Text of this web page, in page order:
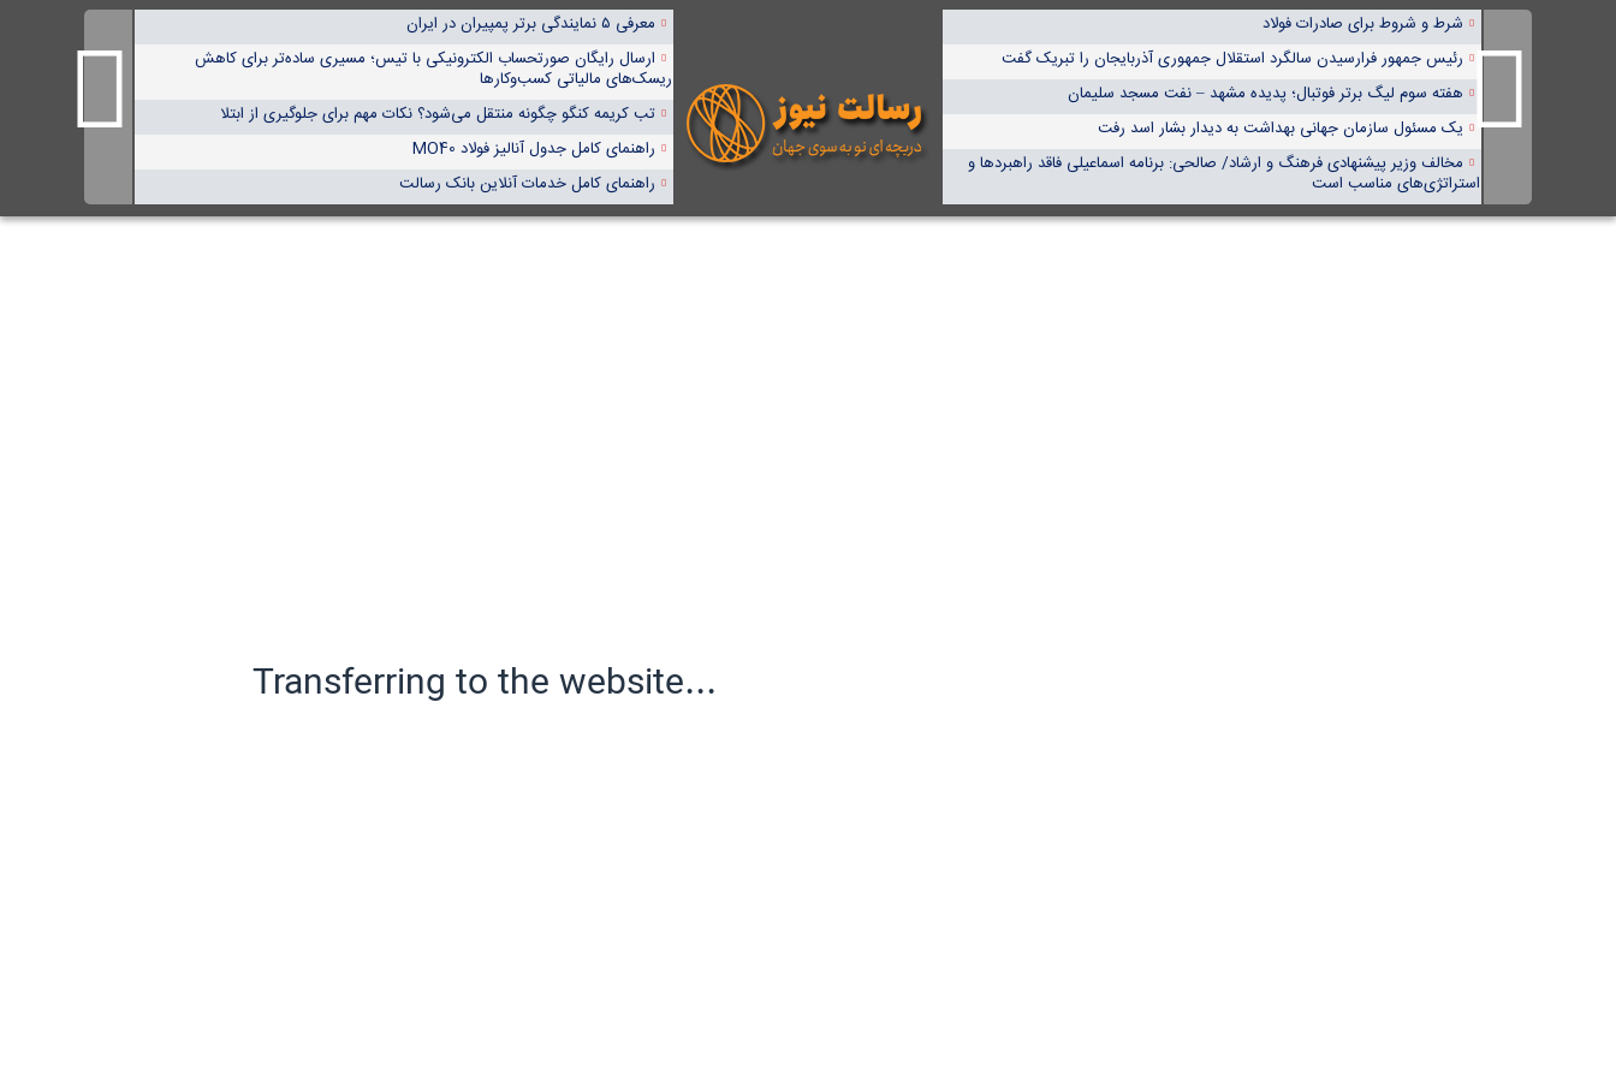
شرط و شروط برای صادرات فولاد
رئیس جمهور فرارسیدن سالگرد استقلال جمهوری آذربایجان را تبریک گفت
هفته سوم لیگ برتر فوتبال؛ پدیده مشهد – نفت مسجد سلیمان
یک مسئول سازمان جهانی بهداشت به دیدار بشار اسد رفت
مخالف وزیر پیشنهادی فرهنگ و ارشاد/ صالحی: برنامه اسماعیلی فاقد راهبردها و
استراتژی‌های مناسب است
معرفی ۵ نمایندگی برتر پمپیران در ایران
ارسال رایگان صورتحساب الکترونیکی با تیس؛ مسیری ساده‌تر برای کاهش
ریسک‌های مالیاتی کسب‌وکارها
تب کریمه کنگو چگونه منتقل می‌شود؟ نکات مهم برای جلوگیری از ابتلا
راهنمای کامل جدول آنالیز فولاد MO40
راهنمای کامل خدمات آنلاین بانک رسالت